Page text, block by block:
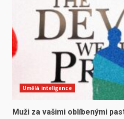
Umělá inteligence
Muži za vašimi oblíbenými